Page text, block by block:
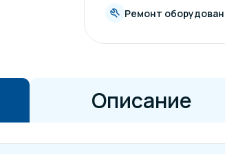
Ремонт
Описание